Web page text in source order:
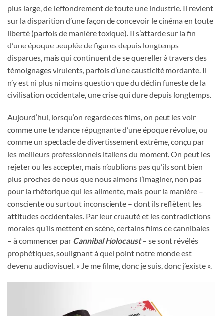
plus large, de l’effondrement de toute une industrie. Il revient
sur la disparition d’une façon de concevoir le cinéma en toute
liberté (parfois de manière toxique). Il s’attarde sur la fin
d’une époque peuplée de figures depuis longtemps
disparues, mais qui continuent de se quereller à travers des
témoignages virulents, parfois d’une causticité mordante. Il
n’y est ni plus ni moins question que du déclin funeste de la
civilisation occidentale, une crise qui dure depuis longtemps.
Aujourd’hui, lorsqu’on regarde ces films, on peut les voir
comme une tendance répugnante d’une époque révolue, ou
comme un spectacle de divertissement extrême, conçu par
les meilleurs professionnels italiens du moment. On peut les
rejeter ou les accepter, mais n’oublions pas qu’ils sont bien
plus proches de nous que nous aimons l’imaginer, non pas
pour la rhétorique qui les alimente, mais pour la manière –
consciente ou surtout inconsciente – dont ils reflètent les
attitudes occidentales. Par leur cruauté et les contradictions
morales qu’ils mettent en scène, certains films de cannibales
– à commencer par Cannibal Holocaust– se sont révélés
prophétiques, soulignant à quel point notre monde est
devenu audiovisuel. « Je me filme, donc je suis, donc j’existe ».